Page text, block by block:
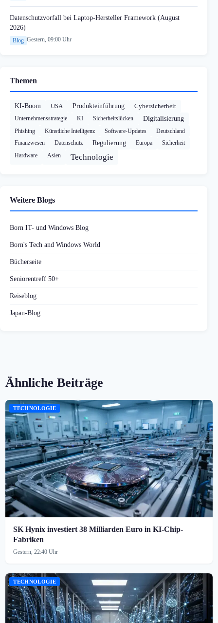
Datenschutzvorfall bei Laptop-Hersteller Framework (August
2026)
Blog Gestern, 09:00 Uhr
Themen
KI-Boom USA Produkteinführung Cybersicherheit
Unternehmensstrategie KI Sicherheitslücken Digitalisierung
Phishing Künstliche Intelligenz Software-Updates
Deutschland
Finanzwesen
Datenschutz Regulierung Europa
Sicherheit
Hardware
Asien Technologie
Weitere Blogs
Born IT- und Windows Blog
Born's Tech and Windows World
Bücherseite
Seniorentreff 50+
Reiseblog
Japan-Blog
Ähnliche Beiträge
TECHNOLOGIE
SK Hynix investiert 38 Milliarden Euro in KI-Chip-
Fabriken
Gestern, 22:40 Uhr
TECHNOLOGIE